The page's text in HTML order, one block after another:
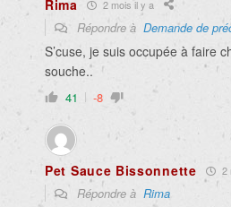
Rima 2 mois il y a
Répondre à Demande de
S’cuse, je suis occupée à faire
souche..
41 -8
Pet Sauce Bissonnette 2
Répondre à Rima